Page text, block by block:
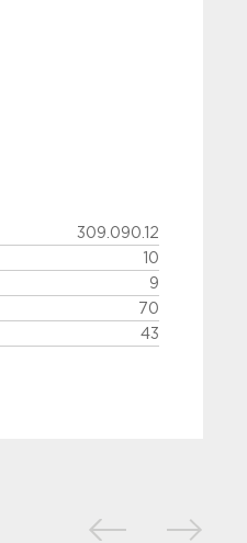
309.090.12
10
9
70
43